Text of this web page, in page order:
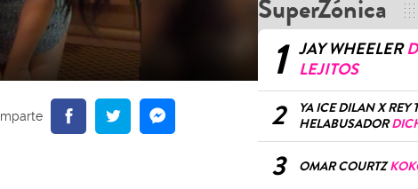
SuperZónica
1 JAY WHEELER
LEJITOS
2
YA ICE DILAN X REY
HELABUSADOR
3 OMAR COURTZ